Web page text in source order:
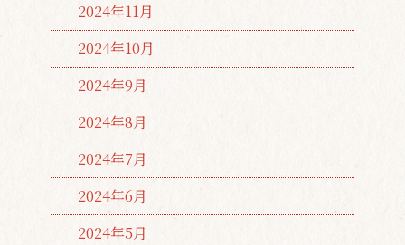
2024年11月
2024年10月
2024年9月
2024年8月
2024年7月
2024年6月
2024年5月